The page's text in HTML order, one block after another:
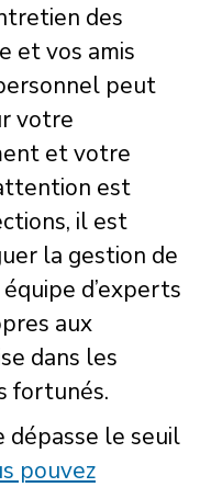
des
et vos amis
peut
votre
et votre
est
il est
la gestion de
d’experts
aux
dans les
fortunés.
le seuil
pouvez